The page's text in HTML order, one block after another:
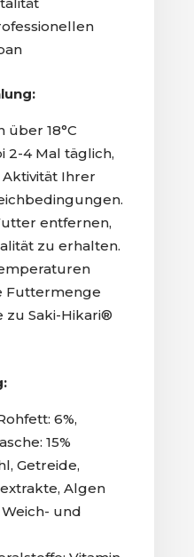
über 18°C
2-4 Mal täglich,
Ihrer
entfernen,
zu erhalten.
Futtermenge
zu Saki-Hikari®
6%,
15%
Getreide,
Algen
und